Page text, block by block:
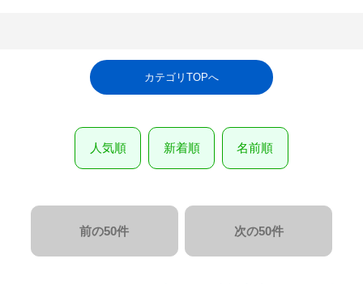
カテゴリTOPへ
人気順 新着順 名前順
前の50件 次の50件